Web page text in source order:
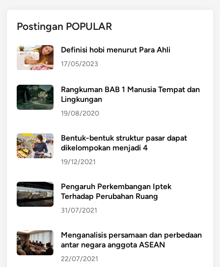
l
Postingan POPULAR
Definisi hobi menurut Para Ahli
17/05/2023
Rangkuman BAB 1 Manusia Tempat dan
Lingkungan
19/08/2020
Bentuk-bentuk struktur pasar dapat
dikelompokan menjadi 4
19/12/2021
Pengaruh Perkembangan Iptek
Terhadap Perubahan Ruang
31/07/2021
Menganalisis persamaan dan perbedaan
antar negara anggota ASEAN
22/07/2021